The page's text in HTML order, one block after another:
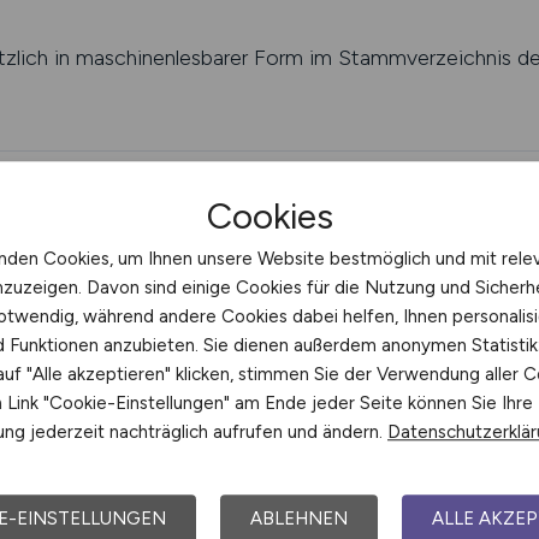
in maschinenlesbarer Form im Stammverzeichnis
sowie Backend-Code) unserer Websites ist als
Reverse Engineering oder eine sonstige
hinaus einen Verstoß gegen § 4 Nr. 3 UWG
frei verfügbare Bibliotheken und Open-Source-
MIT, Apache 2.0). Der urheberrechtliche Schutz
Deren Nutzung richtet sich
Eine Aufstellung der verwendeten Bibliotheken und
Cookies
Cookies, um Ihnen unsere Website bestmöglich und mit
Davon sind einige Cookies für die Nutzung und
während andere Cookies dabei helfen, Ihnen
Funktionen anzubieten. Sie dienen außerdem anonymen
"Alle akzeptieren" klicken, stimmen Sie der Verwendung aller
"Cookie-Einstellungen" am Ende jeder Seite können Sie Ihre
jederzeit nachträglich aufrufen und ändern.
EINSTELLUNGEN ABLEHNEN ALLE